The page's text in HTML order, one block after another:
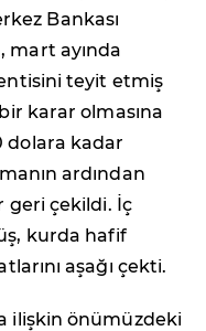
Bankası
mart ayında
teyit etmiş
karar olmasına
dolara kadar
ardından
geri çekildi. İç
kurda hafif
aşağı çekti.
ilişkin önümüzdeki